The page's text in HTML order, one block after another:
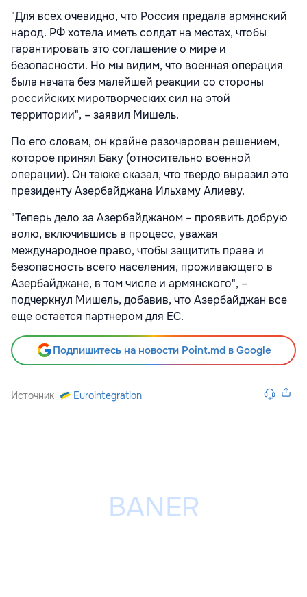
"Для всех очевидно, что Россия предала армянский
народ. РФ хотела иметь солдат на местах, чтобы
гарантировать это соглашение о мире и
безопасности. Но мы видим, что военная операция
была начата без малейшей реакции со стороны
российских миротворческих сил на этой
территории", – заявил Мишель.
По его словам, он крайне разочарован решением,
которое принял Баку (относительно военной
операции). Он также сказал, что твердо выразил это
президенту Азербайджана Ильхаму Алиеву.
"Теперь дело за Азербайджаном – проявить добрую
волю, включившись в процесс, уважая
международное право, чтобы защитить права и
безопасность всего населения, проживающего в
Азербайджане, в том числе и армянского", –
подчеркнул Мишель, добавив, что Азербайджан все
еще остается партнером для ЕС.
Подпишитесь на новости Point.md в Google
Источник Eurointegration